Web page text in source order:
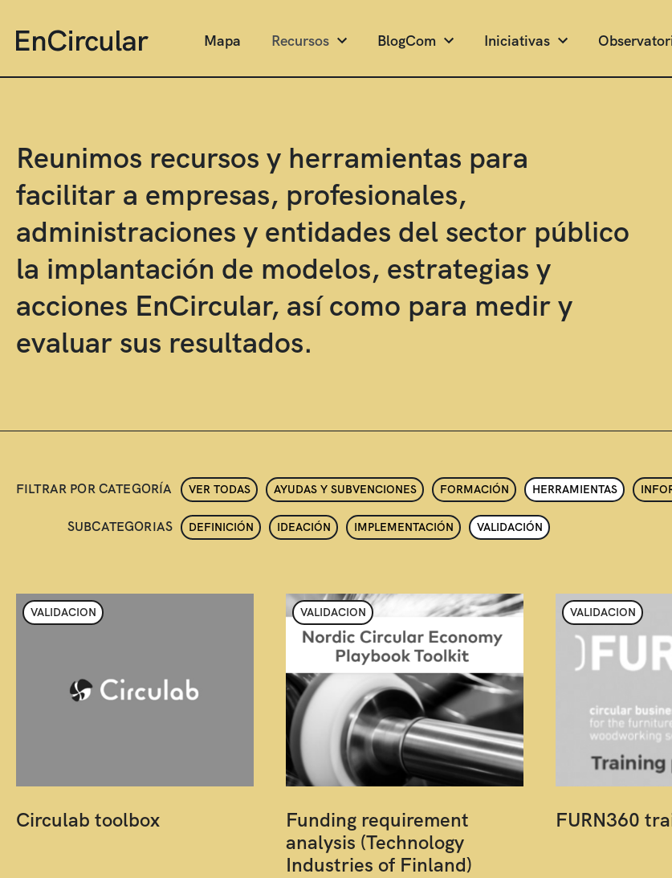
Mapa Recursos BlogCom Iniciativas
Reunimos recursos y herramientas para
facilitar a empresas, profesionales,
administraciones y entidades del sector público
la implantación de modelos, estrategias y
acciones EnCircular, así como para medir y
evaluar sus resultados.
FILTRAR POR CATEGORÍA VER TODAS AYUDAS Y SUBVENCIONES FORMACIÓN HERRAMIENTAS
SUBCATEGORIAS DEFINICIÓN IDEACIÓN IMPLEMENTACIÓN VALIDACIÓN
VALIDACION
Circulab toolbox
VALIDACION
Funding requirement
analysis (Technology
Industries of Finland)
VALIDACION
FURN360